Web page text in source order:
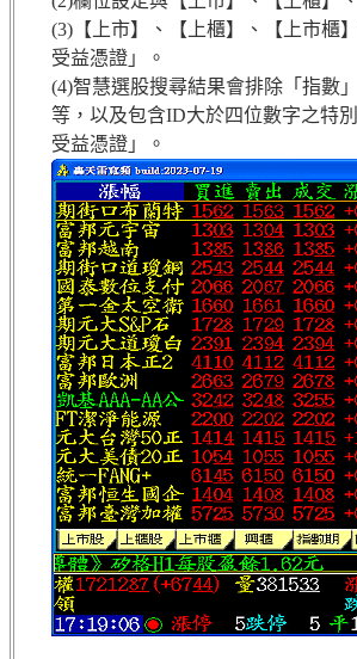
(3)【上市】、【上櫃】、【上市櫃
受益憑證」。
(4)智慧選股搜尋結果會排除「指數
等，以及包含ID大於四位數字之特
受益憑證」。